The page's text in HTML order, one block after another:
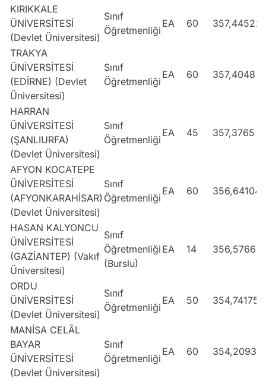
KIRIKKALE
ÜNİVERSİTESİ
(Devlet Üniversitesi)
Sınıf
Öğretmenliği
EA 60 357,44522
TRAKYA
ÜNİVERSİTESİ
(EDİRNE) (Devlet
Üniversitesi)
Sınıf
Öğretmenliği
EA 60 357,4048
HARRAN
ÜNİVERSİTESİ
(ŞANLIURFA)
(Devlet Üniversitesi)
Sınıf
Öğretmenliği
EA 45 357,3765
AFYON KOCATEPE
ÜNİVERSİTESİ
(AFYONKARAHİSAR)
(Devlet Üniversitesi)
Sınıf
Öğretmenliği
EA 60 356,64104
HASAN KALYONCU
ÜNİVERSİTESİ
(GAZİANTEP) (Vakıf
Üniversitesi)
Sınıf
Öğretmenliği
(Burslu)
EA 14 356,57668
ORDU
ÜNİVERSİTESİ
(Devlet Üniversitesi)
Sınıf
Öğretmenliği
EA 50 354,74175
MANİSA CELÂL
BAYAR
ÜNİVERSİTESİ
(Devlet Üniversitesi)
Sınıf
Öğretmenliği
EA 60 354,20939